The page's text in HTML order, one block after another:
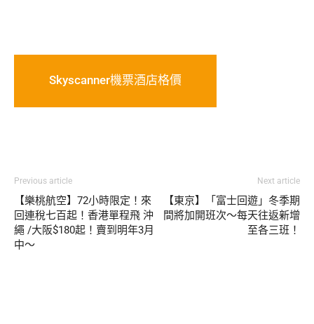
Skyscanner機票酒店格價
Previous article
【樂桃航空】72小時限定！來
回連稅七百起！香港單程飛 沖
繩 /大阪$180起！賣到明年3月
中～
Next article
【東京】「富士回遊」冬季期
間將加開班次～每天往返新增
至各三班！